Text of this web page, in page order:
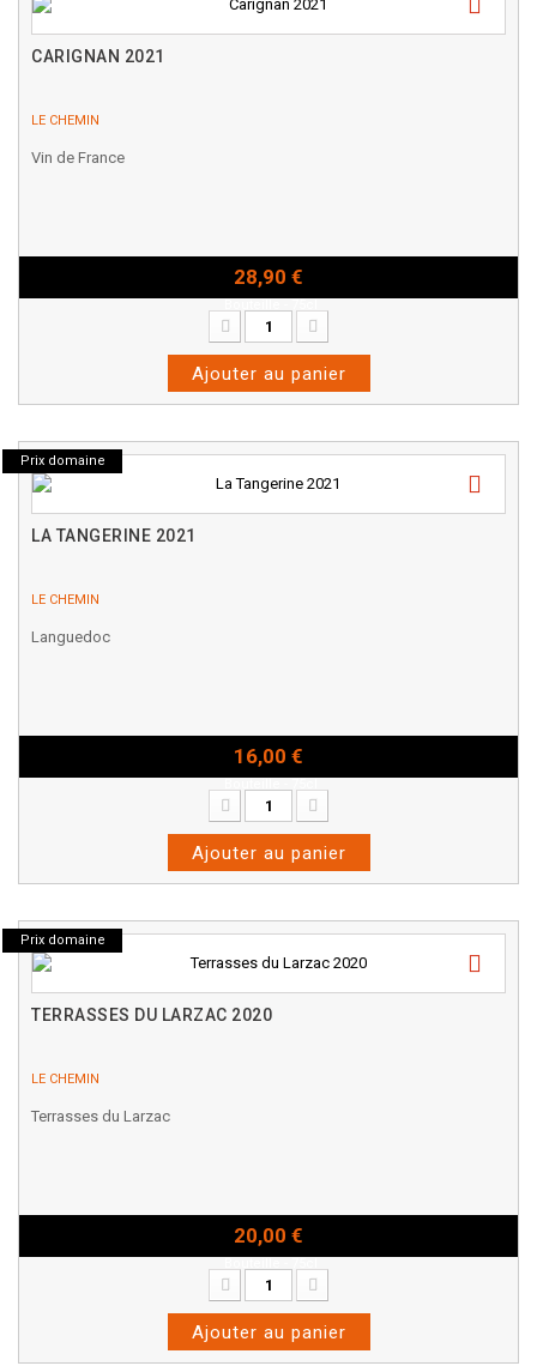
CARIGNAN 2021
LE CHEMIN
Vin de France
28,90 €
Ajouter au panier
Prix domaine
LA TANGERINE 2021
LE CHEMIN
Languedoc
16,00 €
Ajouter au panier
Prix domaine
TERRASSES DU LARZAC 2020
LE CHEMIN
Terrasses du Larzac
20,00 €
Ajouter au panier